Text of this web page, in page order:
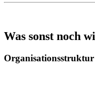
Was sonst noch
Organisationsstruktur